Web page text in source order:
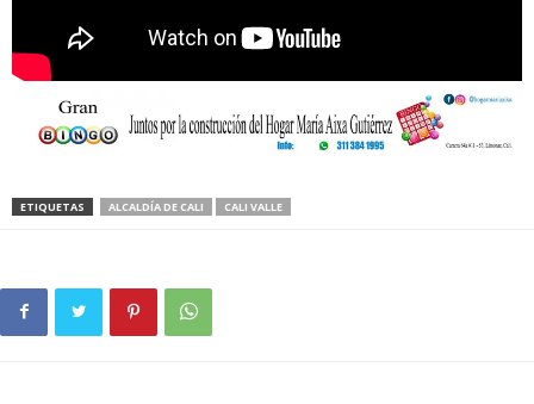
ETIQUETAS ALCALDÍA DE CALI CALI VALLE